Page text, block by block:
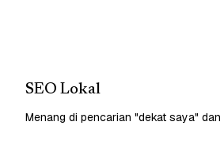
SEO Lokal
Menang di pencarian "dekat saya" dan